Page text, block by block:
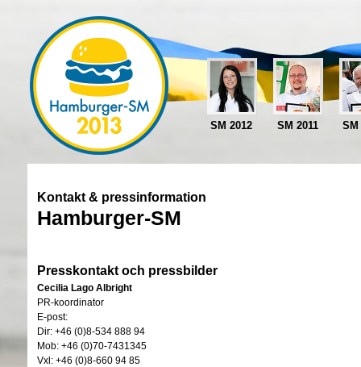
SM 2012 SM 2011 SM
Kontakt & pressinformation
Hamburger-SM
Presskontakt och pressbilder
Cecilia Lago Albright
PR-koordinator
E-post:
Dir: +46 (0)8-534 888 94
Mob: +46 (0)70-7431345
Vxl: +46 (0)8-660 94 85